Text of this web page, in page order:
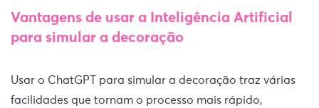
Vantagens de usar a Inteligência Artificial
para simular a decoração
Usar o ChatGPT para simular a decoração traz várias
facilidades que tornam o processo mais rápido,